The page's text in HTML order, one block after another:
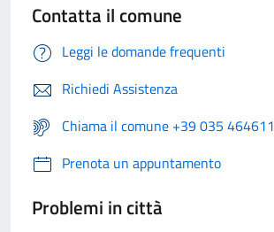
Contatta il comune
Leggi le domande frequenti
Richiedi Assistenza
Chiama il comune +39 035 464611
Prenota un appuntamento
Problemi in città